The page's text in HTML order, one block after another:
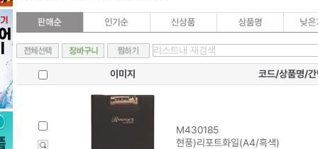
이미지 코드/상품명/간
M430185
현풍)리포트화일(A4/흑색)